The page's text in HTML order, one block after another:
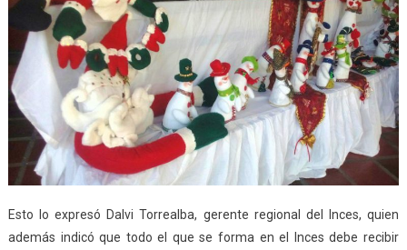
Esto lo expresó Dalvi Torrealba, gerente regional del Inces, quien
además indicó que todo el que se forma en el Inces debe recibir